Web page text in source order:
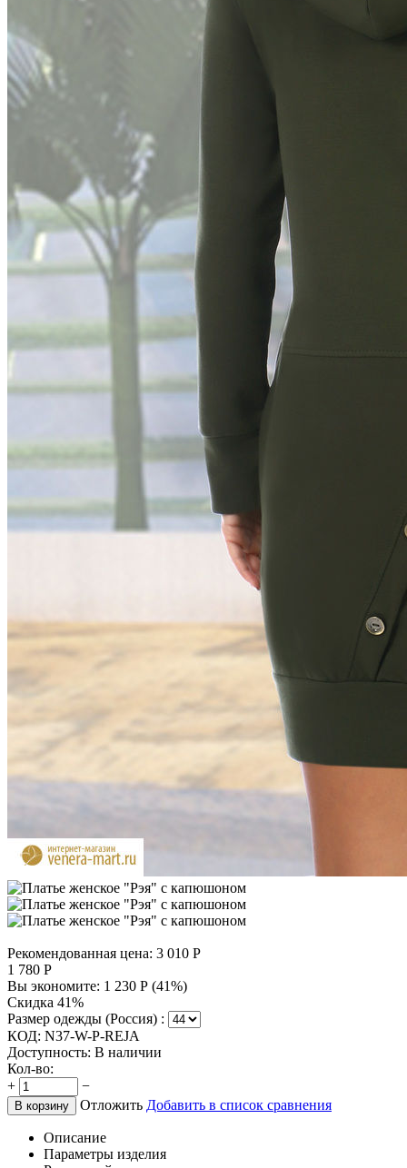
Рекомендованная цена: 3 010 Р
1 780 Р
Вы экономите: 1 230 Р (41%)
Скидка 41%
Размер одежды (Россия) :
КОД: N37-W-P-REJA
Доступность: В наличии
Кол-во:
+
−
В корзину Отложить Добавить в список сравнения
Описание
Параметры изделия